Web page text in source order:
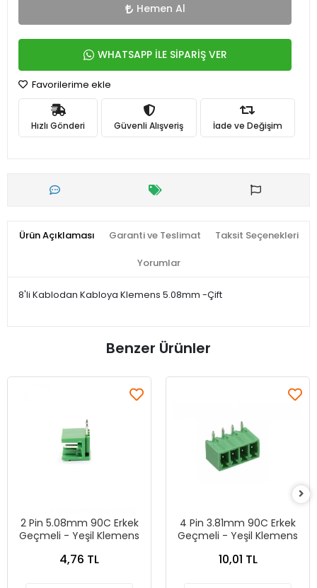
Hemen Al
WHATSAPP İLE SİPARİŞ VER
Favorilerime ekle
Hızlı Gönderi Güvenli Alışveriş İade ve Değişim
Ürün Açıklaması Garanti ve Teslimat Taksit Seçenekleri
Yorumlar
8'li Kablodan Kabloya Klemens 5.08mm -Çift
Benzer Ürünler
2 Pin 5.08mm 90C Erkek
Geçmeli - Yeşil Klemens
4,76 TL
4 Pin 3.81mm 90C Erkek
Geçmeli - Yeşil Klemens
10,01 TL